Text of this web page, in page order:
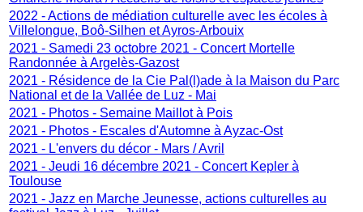
2022 - Actions de médiation culturelle avec les écoles à
Villelongue, Boô-Silhen et Ayros-Arbouix
2021 - Samedi 23 octobre 2021 - Concert Mortelle
Randonnée à Argelès-Gazost
2021 - Résidence de la Cie Pal(l)ade à la Maison du Parc
National et de la Vallée de Luz - Mai
2021 - Photos - Semaine Maillot à Pois
2021 - Photos - Escales d'Automne à Ayzac-Ost
2021 - L'envers du décor - Mars / Avril
2021 - Jeudi 16 décembre 2021 - Concert Kepler à
Toulouse
2021 - Jazz en Marche Jeunesse, actions culturelles au